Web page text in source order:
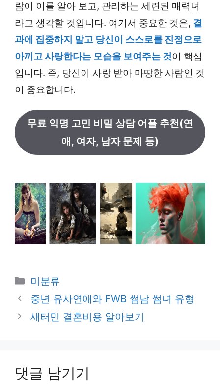
람이 이를 알아 보고, 관리하는 세련된 매력녀
라고 생각할 것입니다. 여기서 중요한 것은, 결
과에 집중하지 말고 당신이 스스로를 진정으로
아끼고 사랑한다는 모습을 보여주는 것이 핵심
입니다. 즉, 당신이 사랑 받아 마땅한 사람인 것
이 중요합니다.
무료 익명 고민 비밀 상담 어플 추천(연
애, 여자, 남자 문제 등)
카
테
리
미분류
중년 유사연애와 FWB 썸남 썸녀 유형
새터민 결혼비용 알아보기
댓글 남기기